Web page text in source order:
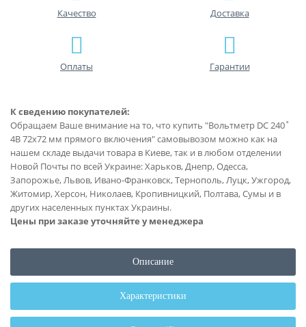
Качество Доставка
Оплаты Гарантии
К сведению покупателей:
Обращаем Ваше внимание на то, что купить "Вольтметр DC 240˚
4В 72x72 мм прямого включения" самовывозом можно как на
нашем складе выдачи товара в Киеве, так и в любом отделении
Новой Почты по всей Украине: Харьков, Днепр, Одесса,
Запорожье, Львов, Ивано-Франковск, Тернополь, Луцк, Ужгород,
Житомир, Херсон, Николаев, Кропивницкий, Полтава, Сумы и в
других населенных пунктах Украины.
Цены при заказе уточняйте у менеджера
Описание
Характеристики